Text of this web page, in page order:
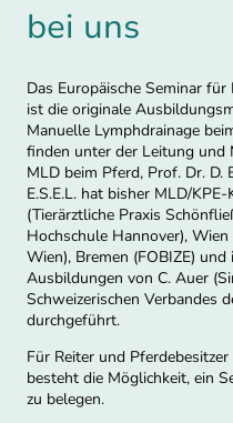
bei uns
Das Europäische Seminar für
ist die originale
Manuelle Lymphdrainage
finden unter der Leitung und
MLD beim Pferd, Prof. Dr. D.
E.S.E.L. hat bisher MLD/
(Tierärztliche Praxis
Hochschule Hannover),
Wien), Bremen (FOBIZE)
Ausbildungen von C. Auer
Schweizerischen Verbandes
durchgeführt.
Für Reiter und
besteht die Möglichkeit, ein
zu belegen.